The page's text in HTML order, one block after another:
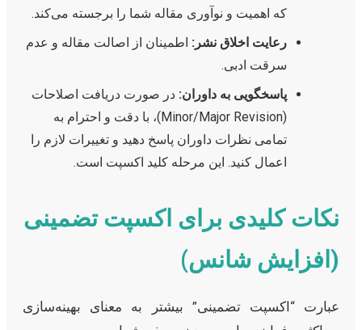
که اهمیت و نوآوری مقاله شما را برجسته می‌کند.
رعایت اخلاق نشر: اطمینان از اصالت مقاله و عدم
سرقت ادبی.
پاسخگویی به داوران: در صورت دریافت اصلاحات
(Minor/Major Revision)، با دقت و احترام به
تمامی نظرات داوران پاسخ دهید و تغییرات لازم را
اعمال کنید. این مرحله کلید اکسپت است.
نکات کلیدی برای اکسپت تضمینی
(افزایش شانس)
عبارت “اکسپت تضمینی” بیشتر به معنای بهینه‌سازی